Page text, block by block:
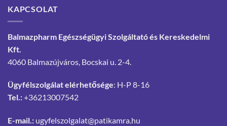
KAPCSOLAT
Balmazpharm Egészségügyi Szolgáltató és Kereskedelmi
Kft.
4060 Balmazújváros, Bocskai u. 2-4.
Ügyfélszolgálat elérhetősége: H-P 8-16
Tel.:+36213007542
E-mail.: ugyfelszolgalat@patikamra.hu